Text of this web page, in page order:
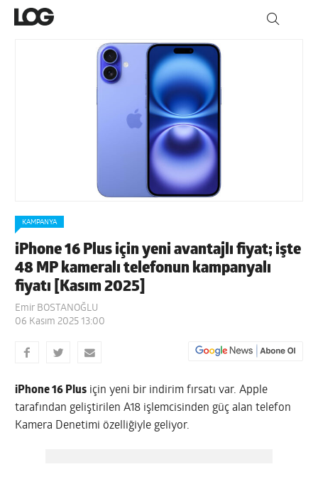
KAMPANYA
iPhone 16 Plus için yeni avantajlı fiyat; işte
48 MP kameralı telefonun kampanyalı
fiyatı [Kasım 2025]
Emir BOSTANOĞLU
06 Kasım 2025 13:00
iPhone 16 Plus için yeni bir indirim fırsatı var. Apple
tarafından geliştirilen A18 işlemcisinden güç alan telefon
Kamera Denetimi özelliğiyle geliyor.